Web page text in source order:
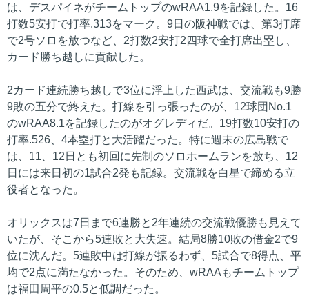
は、デスパイネがチームトップのwRAA1.9を記録した。16
打数5安打で打率.313をマーク。9日の阪神戦では、第3打席
で2号ソロを放つなど、2打数2安打2四球で全打席出塁し、
カード勝ち越しに貢献した。
2カード連続勝ち越しで3位に浮上した西武は、交流戦も9勝
9敗の五分で終えた。打線を引っ張ったのが、12球団No.1
のwRAA8.1を記録したのがオグレディだ。19打数10安打の
打率.526、4本塁打と大活躍だった。特に週末の広島戦で
は、11、12日とも初回に先制のソロホームランを放ち、12
日には来日初の1試合2発も記録。交流戦を白星で締める立
役者となった。
オリックスは7日まで6連勝と2年連続の交流戦優勝も見えて
いたが、そこから5連敗と大失速。結局8勝10敗の借金2で9
位に沈んだ。5連敗中は打線が振るわず、5試合で8得点、平
均で2点に満たなかった。そのため、wRAAもチームトップ
は福田周平の0.5と低調だった。